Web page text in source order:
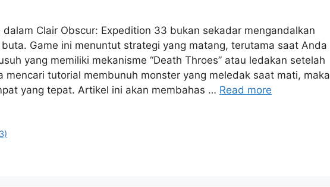
Clair Obscur: Expedition 33 bukan sekadar mengandalkan
Game ini menuntut strategi yang matang, terutama saat Anda
yang memiliki mekanisme “Death Throes” atau ledakan setelah
mencari tutorial membunuh monster yang meledak saat mati, maka
yang tepat. Artikel ini akan membahas … Read more